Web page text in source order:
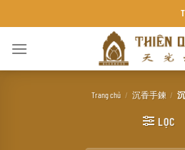
đến
TRẦM
Trang chủ / 沉香手鍊 /
LỌC